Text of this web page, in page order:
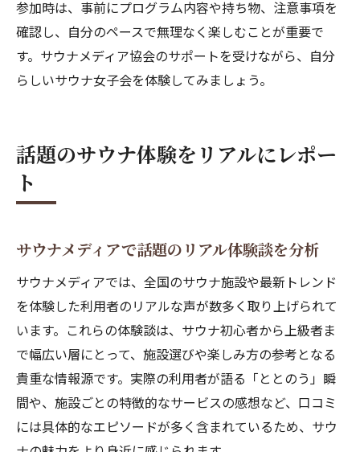
参加時は、事前にプログラム内容や持ち物、注意事項を
確認し、自分のペースで無理なく楽しむことが重要で
す。サウナメディア協会のサポートを受けながら、自分
らしいサウナ女子会を体験してみましょう。
話題のサウナ体験をリアルにレポー
ト
サウナメディアで話題のリアル体験談を分析
サウナメディアでは、全国のサウナ施設や最新トレンド
を体験した利用者のリアルな声が数多く取り上げられて
います。これらの体験談は、サウナ初心者から上級者ま
で幅広い層にとって、施設選びや楽しみ方の参考となる
貴重な情報源です。実際の利用者が語る「ととのう」瞬
間や、施設ごとの特徴的なサービスの感想など、口コミ
には具体的なエピソードが多く含まれているため、サウ